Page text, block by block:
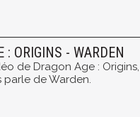
: ORIGINS - WARDEN
de Dragon Age : Origins,
parle de Warden.